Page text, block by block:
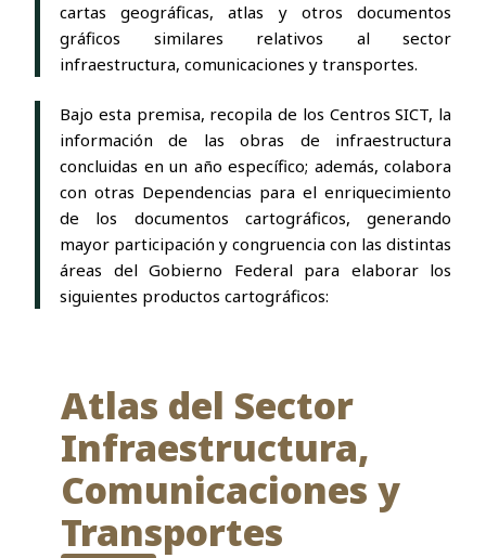
cartas geográficas, atlas y otros documentos
gráficos similares relativos al sector
infraestructura, comunicaciones y transportes.
Bajo esta premisa, recopila de los Centros SICT, la
información de las obras de infraestructura
concluidas en un año específico; además, colabora
con otras Dependencias para el enriquecimiento
de los documentos cartográficos, generando
mayor participación y congruencia con las distintas
áreas del Gobierno Federal para elaborar los
siguientes productos cartográficos:
Atlas del Sector
Infraestructura,
Comunicaciones y
Transportes